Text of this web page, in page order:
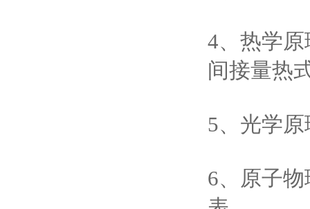
4、热学
间接量热
5、光学
6、原子